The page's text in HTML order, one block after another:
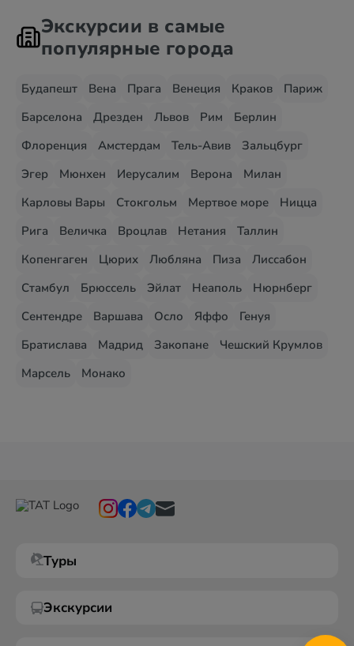
Экскурсии в самые
популярные города
Будапешт Вена Прага Венеция Краков
Париж
Барселона
Дрезден Львов Рим
Берлин
Флоренция
Амстердам Тель-Авив
Зальцбург
Эгер
Мюнхен Иерусалим Верона
Милан
Карловы Вары
Стокгольм Мертвое море
Ницца
Рига
Величка Вроцлав Нетания
Таллин
Копенгаген
Цюрих Любляна Пиза
Лиссабон
Стамбул
Брюссель Эйлат Неаполь
Нюрнберг
Сентендре
Варшава Осло Яффо
Генуя
Братислава
Мадрид Закопане
Чешский Крумлов
Марсель
Монако
Туры
Экскурсии